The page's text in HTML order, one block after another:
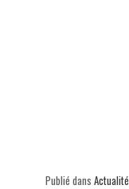
Publié dans Actualité